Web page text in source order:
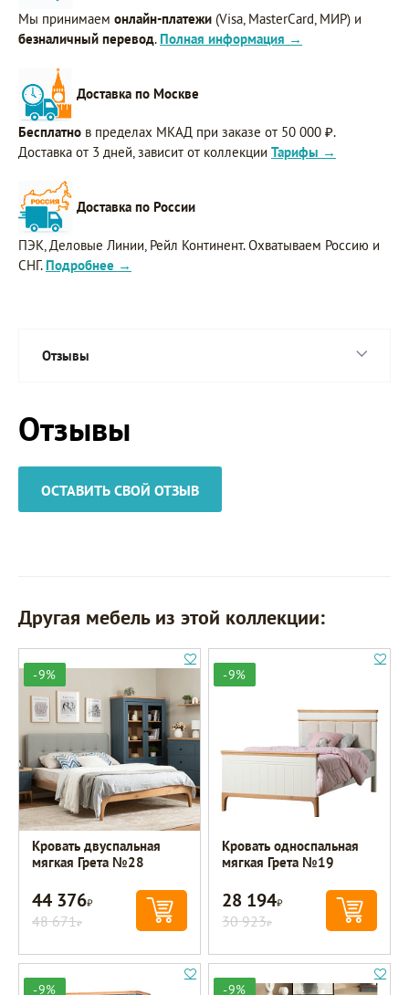
Мы принимаем онлайн-платежи (Visa, MasterCard, МИР) и
безналичный перевод. Полная информация →
Доставка по Москве
Бесплатно в пределах МКАД при заказе от 50 000 ₽.
Доставка от 3 дней, зависит от коллекции Тарифы →
Доставка по России
ПЭК, Деловые Линии, Рейл Континент. Охватываем Россию и
СНГ. Подробнее →
Отзывы
Отзывы
ОСТАВИТЬ СВОЙ ОТЗЫВ
Другая мебель из этой коллекции:
-9%
Кровать двуспальная
мягкая Грета №28
44 376Р
48 671Р
-9%
Кровать односпальная
мягкая Грета №19
28 194Р
30 923Р
-9% -9%